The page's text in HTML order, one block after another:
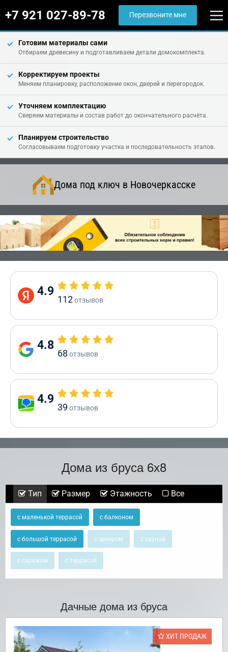
+7 921 027-89-78 Перезвоните мне
Готовим материалы сами
Отбираем древесину и подготавливаем детали домокомплекта.
Корректируем проекты
Меняем планировку, расположение окон, дверей и перегородок.
Уточняем комплектацию
Сверяем материалы и состав работ до окончательного расчёта.
Планируем строительство
Согласовываем подготовку участка и последовательность этапов.
Дома под ключ в Новочеркасске
4.9
112отзывов
4.8
68 отзывов
4.9
39 отзывов
Дома из бруса 6х8
Тип Размер Этажность Все
с маленькой террасой с балконом
с большой террасой с эркером с сауной
с гаражом с террасой
Дачные дома из бруса
ХИТ ПРОДАЖ